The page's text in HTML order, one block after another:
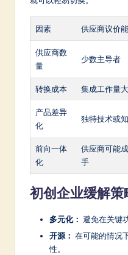
因素 供应商议价
供应商数
量
少数主导者
转换成本 集成工作量大
产品差异
化
独特技术或
前向一体
化
供应商可能
手
初创企业缓解策
多元化： 避免在关键
开源： 在可能的情况
性。